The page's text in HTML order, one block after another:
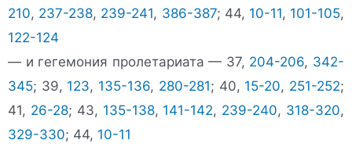
210, 237-238, 239-241, 386-387; 44, 10-11, 101-105,
122-124
— и гегемония пролетариата — 37, 204-206, 342-
345; 39, 123, 135-136, 280-281; 40, 15-20, 251-252;
41, 26-28; 43, 135-138, 141-142, 239-240, 318-320,
329-330; 44, 10-11